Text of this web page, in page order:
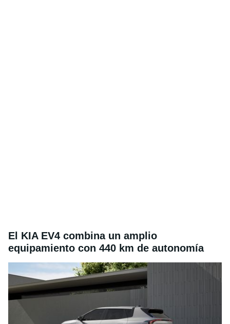
El KIA EV4 combina un amplio
equipamiento con 440 km de autonomía